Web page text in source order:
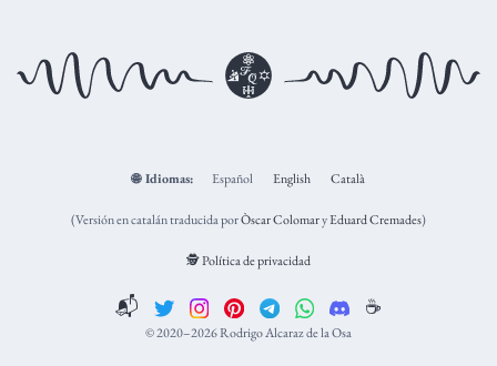
🌐 Idiomas: Español English Català
(Versión en catalán traducida porÒscar ColomaryEduard Cremades)
🕵️ Política de privacidad
📬 ☕️
© 2020–2026 Rodrigo Alcaraz de la Osa